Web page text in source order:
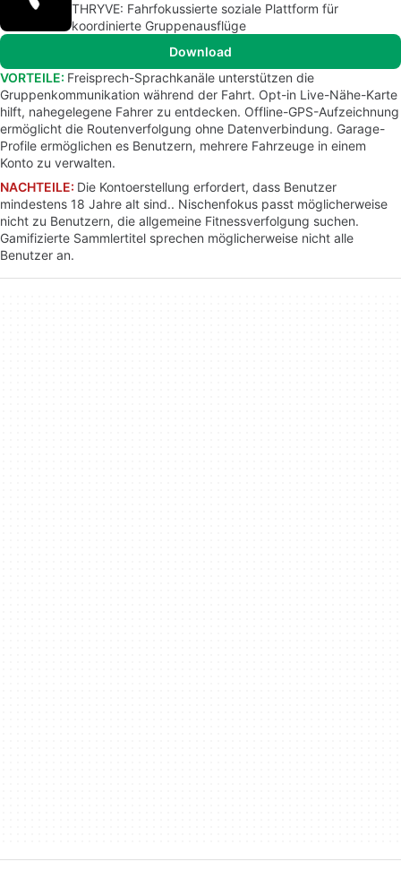
THRYVE: Fahrfokussierte soziale Plattform für
koordinierte Gruppenausflüge
Download
VORTEILE: Freisprech-Sprachkanäle unterstützen die
Gruppenkommunikation während der Fahrt. Opt-in Live-Nähe-Karte
hilft, nahegelegene Fahrer zu entdecken. Offline-GPS-Aufzeichnung
ermöglicht die Routenverfolgung ohne Datenverbindung. Garage-
Profile ermöglichen es Benutzern, mehrere Fahrzeuge in einem
Konto zu verwalten.
NACHTEILE: Die Kontoerstellung erfordert, dass Benutzer
mindestens 18 Jahre alt sind.. Nischenfokus passt möglicherweise
nicht zu Benutzern, die allgemeine Fitnessverfolgung suchen.
Gamifizierte Sammlertitel sprechen möglicherweise nicht alle
Benutzer an.